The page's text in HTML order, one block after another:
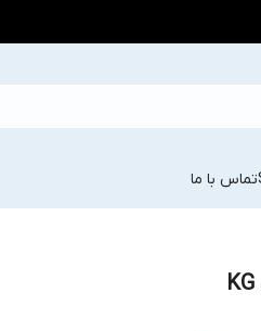
تماس با ما